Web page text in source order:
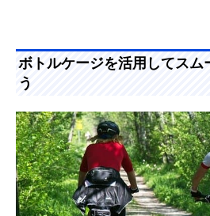
ボトルケージを活用してスム
う